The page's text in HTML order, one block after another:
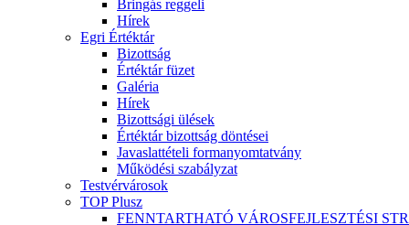
Bringás reggeli
Hírek
Egri Értéktár
Bizottság
Értéktár füzet
Galéria
Hírek
Bizottsági ülések
Értéktár bizottság döntései
Javaslattételi formanyomtatvány
Működési szabályzat
Testvérvárosok
TOP Plusz
FENNTARTHATÓ VÁROSFEJLESZTÉSI